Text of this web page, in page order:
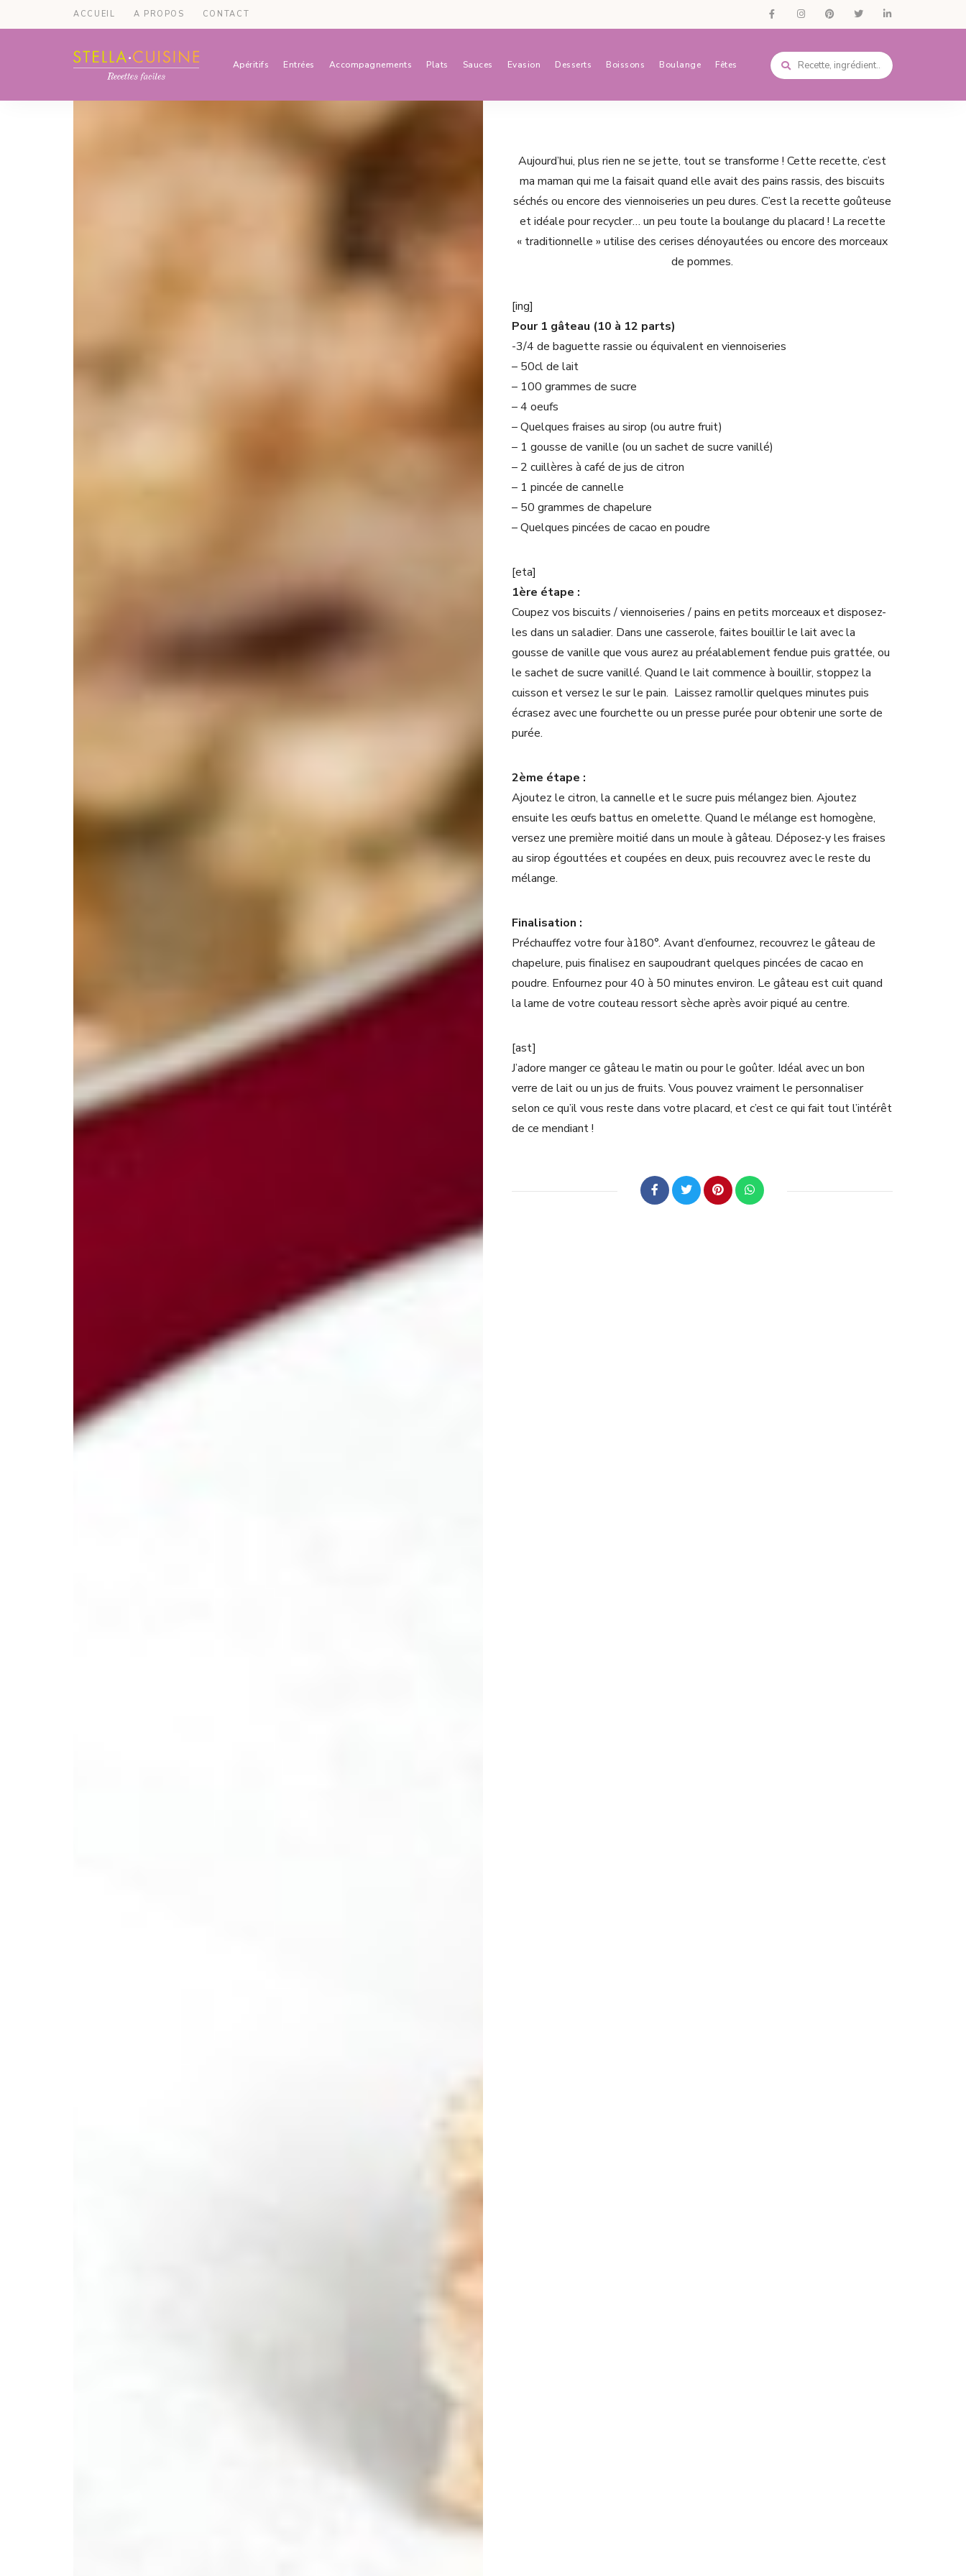
ACCUEIL A PROPOS CONTACT
Recettes
Recettes
Apéritifs Entrées Accompagnements Plats Sauces Evasion Desserts Boissons Boulange Fêtes
Aujourd’hui, plus rien ne se jette, tout se transforme ! Cette recette, c’est
ma maman qui me la faisait quand elle avait des pains rassis, des biscuits
séchés ou encore des viennoiseries un peu dures. C’est la recette goûteuse
et idéale pour recycler… un peu toute la boulange du placard ! La recette
« traditionnelle » utilise des cerises dénoyautées ou encore des morceaux
de pommes.
[ing]
Pour 1 gâteau (10 à 12 parts)
-3/4 de baguette rassie ou équivalent en viennoiseries
– 50cl de lait
– 100 grammes de sucre
– 4 oeufs
– Quelques fraises au sirop (ou autre fruit)
– 1 gousse de vanille (ou un sachet de sucre vanillé)
– 2 cuillères à café de jus de citron
– 1 pincée de cannelle
– 50 grammes de chapelure
– Quelques pincées de cacao en poudre
[eta]
1ère étape :
Coupez vos biscuits / viennoiseries / pains en petits morceaux et disposez-
les dans un saladier. Dans une casserole, faites bouillir le lait avec la
gousse de vanille que vous aurez au préalablement fendue puis grattée, ou
le sachet de sucre vanillé. Quand le lait commence à bouillir, stoppez la
cuisson et versez le sur le pain. Laissez ramollir quelques minutes puis
écrasez avec une fourchette ou un presse purée pour obtenir une sorte de
purée.
2ème étape :
Ajoutez le citron, la cannelle et le sucre puis mélangez bien. Ajoutez
ensuite les œufs battus en omelette. Quand le mélange est homogène,
versez une première moitié dans un moule à gâteau. Déposez-y les fraises
au sirop égouttées et coupées en deux, puis recouvrez avec le reste du
mélange.
Finalisation :
Préchauffez votre four à180°. Avant d’enfournez, recouvrez le gâteau de
chapelure, puis finalisez en saupoudrant quelques pincées de cacao en
poudre. Enfournez pour 40 à 50 minutes environ. Le gâteau est cuit quand
la lame de votre couteau ressort sèche après avoir piqué au centre.
[ast]
J’adore manger ce gâteau le matin ou pour le goûter. Idéal avec un bon
verre de lait ou un jus de fruits. Vous pouvez vraiment le personnaliser
selon ce qu’il vous reste dans votre placard, et c’est ce qui fait tout l’intérêt
de ce mendiant !